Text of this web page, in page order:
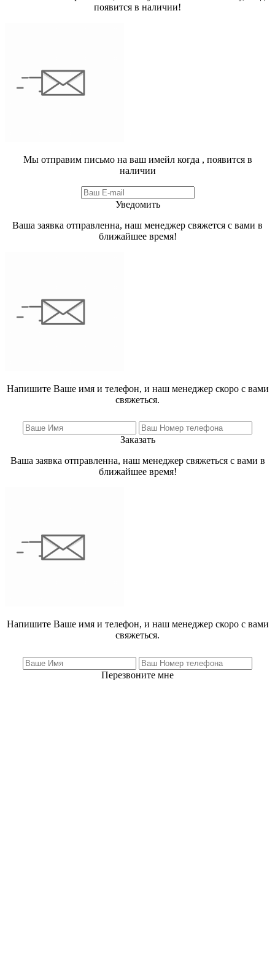
появится в наличии!
Мы отправим письмо на ваш имейл когда , появится в
наличии
Уведомить
Ваша заявка отправленна, наш менеджер свяжется с вами в
ближайшее время!
Напишите Ваше имя и телефон, и наш менеджер скоро с вами
свяжеться.
Заказать
Ваша заявка отправленна, наш менеджер свяжеться с вами в
ближайшее время!
Напишите Ваше имя и телефон, и наш менеджер скоро с вами
свяжеться.
Перезвоните мне